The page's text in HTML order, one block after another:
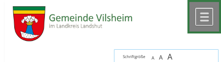
Schriftgröße A A A